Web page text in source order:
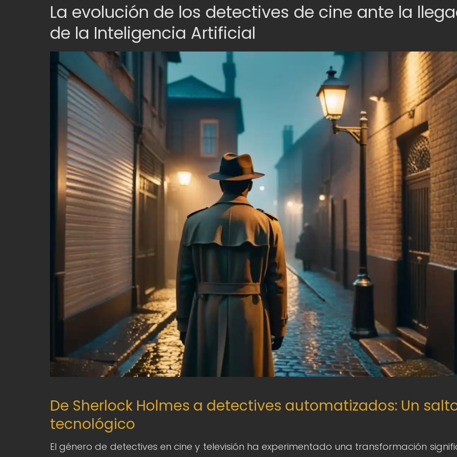
La evolución de los detectives de cine ante la
de la Inteligencia Artificial
De Sherlock Holmes a detectives automatizados: Un
tecnológico
El género de detectives en cine y televisión ha experimentado una transformación